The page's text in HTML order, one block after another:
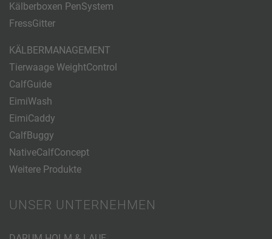
Kälberboxen PenSystem
FressGitter
KÄLBERMANAGEMENT
Tierwaage WeightControl
CalfGuide
EimiWash
EimiCaddy
CalfBuggy
NativeCalfConcept
Weitere Produkte
UNSER UNTERNEHMEN